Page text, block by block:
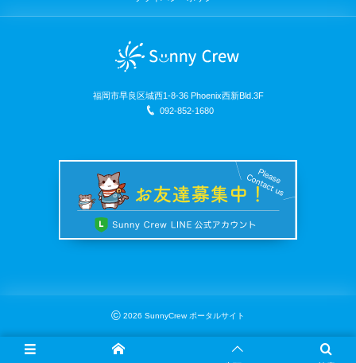
福岡市早良区城西1-8-36 Phoenix西新Bld.3F
092-852-1680
© 2026 SunnyCrew ポータルサイト